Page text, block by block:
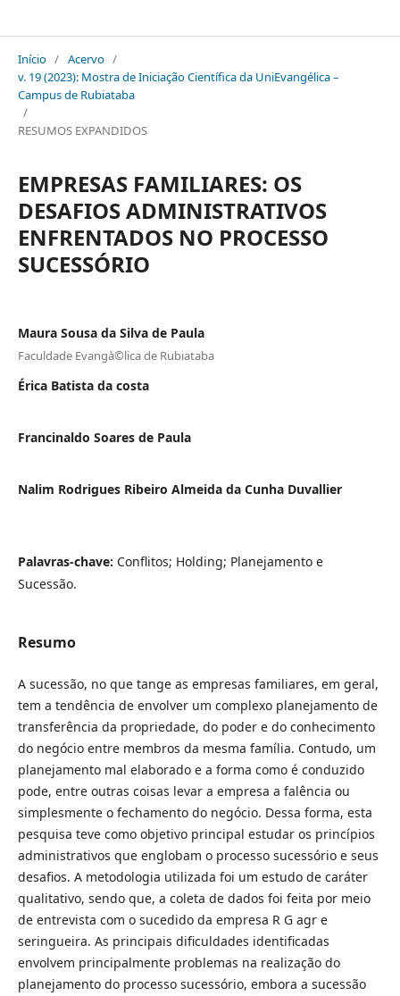
Início / Acervo /
v. 19 (2023): Mostra de Iniciação Científica da UniEvangélica –
Campus de Rubiataba
/
RESUMOS EXPANDIDOS
EMPRESAS FAMILIARES: OS
DESAFIOS ADMINISTRATIVOS
ENFRENTADOS NO PROCESSO
SUCESSÓRIO
Maura Sousa da Silva de Paula
Faculdade Evangà©lica de Rubiataba
Érica Batista da costa
Francinaldo Soares de Paula
Nalim Rodrigues Ribeiro Almeida da Cunha Duvallier
Palavras-chave: Conflitos; Holding; Planejamento e
Sucessão.
Resumo
A sucessão, no que tange as empresas familiares, em geral,
tem a tendência de envolver um complexo planejamento de
transferência da propriedade, do poder e do conhecimento
do negócio entre membros da mesma família. Contudo, um
planejamento mal elaborado e a forma como é conduzido
pode, entre outras coisas levar a empresa a falência ou
simplesmente o fechamento do negócio. Dessa forma, esta
pesquisa teve como objetivo principal estudar os princípios
administrativos que englobam o processo sucessório e seus
desafios. A metodologia utilizada foi um estudo de caráter
qualitativo, sendo que, a coleta de dados foi feita por meio
de entrevista com o sucedido da empresa R G agr e
seringueira. As principais dificuldades identificadas
envolvem principalmente problemas na realização do
planejamento do processo sucessório, embora a sucessão